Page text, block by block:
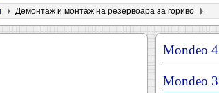
Демонтаж и монтаж на резервоара за гориво
Mondeo 4
Mondeo 3